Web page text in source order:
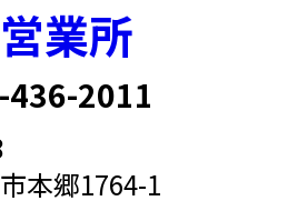
業所
436-2011
本郷1764-1